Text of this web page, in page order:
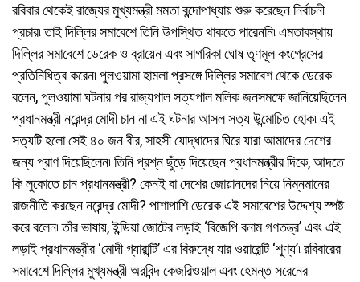
রবিবার থেকেই রাজ্যের মুখ্যমন্ত্রী মমতা বন্দোপাধ্যায় শুরু করেছেন নির্বাচনী
প্রচার৷ তাই দিল্লির সমাবেশে তিনি উপস্থিত থাকতে পারেননি৷ এমতাবস্থায়
দিল্লির সমাবেশে ডেরেক ও ব্রায়েন এবং সাগরিকা ঘোষ তৃণমূল কংগ্রেসের
প্রতিনিধিত্ব করেন৷ পুলওয়ামা হামলা প্রসঙ্গে দিল্লির সমাবেশ থেকে ডেরেক
বলেন, পুলওয়ামা ঘটনার পর রাজ্যপাল সত্যপাল মলিক জনসমক্ষে জানিয়েছিলেন
প্রধানমন্ত্রী নরেন্দ্র মোদী চান না এই ঘটনার আসল সত্য উন্মোচিত হোক৷ এই
সত্যটি হলো সেই ৪০ জন বীর, সাহসী যোদ্ধাদের ঘিরে যারা আমাদের দেশের
জন্য প্রাণ দিয়েছিলেন৷ তিনি প্রশ্ন ছুঁড়ে দিয়েছেন প্রধানমন্ত্রীর দিকে, আদতে
কি লুকোতে চান প্রধানমন্ত্রী? কেনই বা দেশের জোয়ানদের নিয়ে নিম্নমানের
রাজনীতি করছেন নরেন্দ্র মোদী? পাশাপাশি ডেরেক এই সমাবেশের উদ্দেশ্য স্পষ্ট
করে বলেন৷ তাঁর ভাষায়, ইন্ডিয়া জোটের লড়াই ‘বিজেপি বনাম গণতন্ত্র’ এবং এই
লড়াই প্রধানমন্ত্রীর ‘মোদী গ্যারান্টি’ এর বিরুদ্ধে যার ওয়ারেন্টি ‘শূণ্য’৷ রবিবারের
সমাবেশে দিল্লির মুখ্যমন্ত্রী অরবিন্দ কেজরিওয়াল এবং হেমন্ত সরেনের